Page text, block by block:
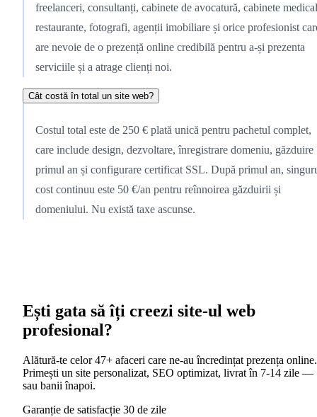
freelanceri, consultanți, cabinete de avocatură, cabinete
restaurante, fotografi, agenții imobiliare și orice profesionist
are nevoie de o prezență online credibilă pentru a-și prezenta
serviciile și a atrage clienți noi.
Cât costă în total un site web?
Costul total este de 250 € plată unică pentru pachetul complet,
care include design, dezvoltare, înregistrare domeniu, găzduire
primul an și configurare certificat SSL. După primul an,
cost continuu este 50 €/an pentru reînnoirea găzduirii și
domeniului. Nu există taxe ascunse.
Ești gata să îți creezi site-ul web
profesional?
Alătură-te celor 47+ afaceri care ne-au încredințat prezența online.
Primești un site personalizat, SEO optimizat, livrat în 7-14 zile —
sau banii înapoi.
Garanție de satisfacție 30 de zile